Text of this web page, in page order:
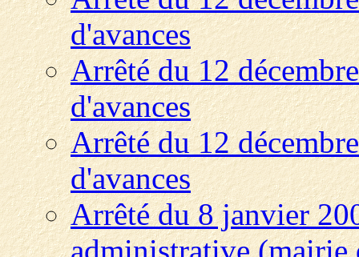
d'avances
Arrêté du 12
d'avances
Arrêté du 12
d'avances
Arrêté du 8 janvier